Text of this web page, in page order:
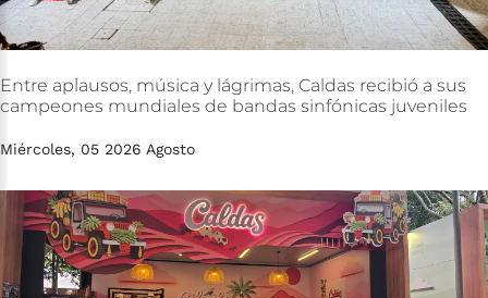
Entre aplausos, música y lágrimas, Caldas recibió a sus
campeones mundiales de bandas sinfónicas juveniles
Miércoles, 05 2026 Agosto